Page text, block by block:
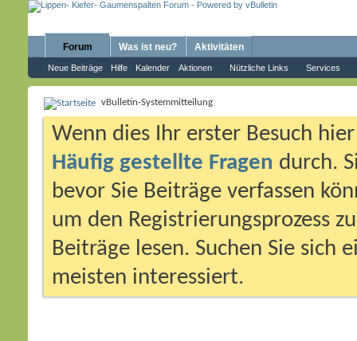
Forum
Neue Beiträge Hilfe Kalender Aktionen Nützliche Links Services
Was ist neu? Aktivitäten
vBulletin-Systemmitteilung
Wenn dies Ihr erster Besuch
Häufig gestellte Fragen durch.
bevor Sie Beiträge verfassen
um den Registrierungsprozess
Beiträge lesen. Suchen Sie sich
meisten interessiert.